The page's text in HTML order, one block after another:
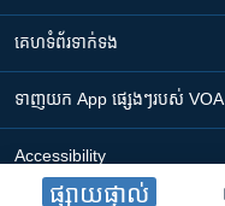
ផ្សាយផ្ទាល់
គេហទំព័រ​​ទាក់ទង
ទាញយក​ App ផ្សេងៗ​របស់​ VOA
Accessibility